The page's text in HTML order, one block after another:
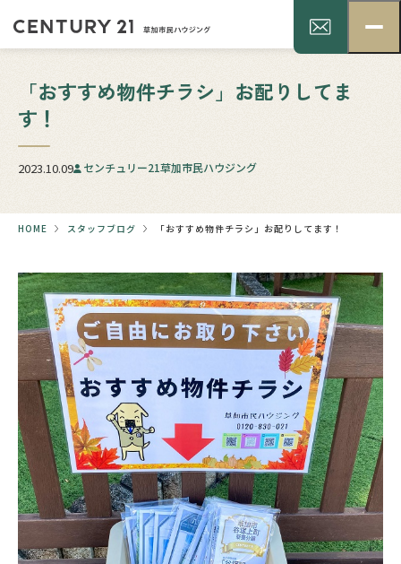
「おすすめ物件チラシ」お配りしてま
す！
2023.10.09 センチュリー21草加市民ハウジング
HOME スタッフブログ 「おすすめ物件チラシ」お配りしてます！